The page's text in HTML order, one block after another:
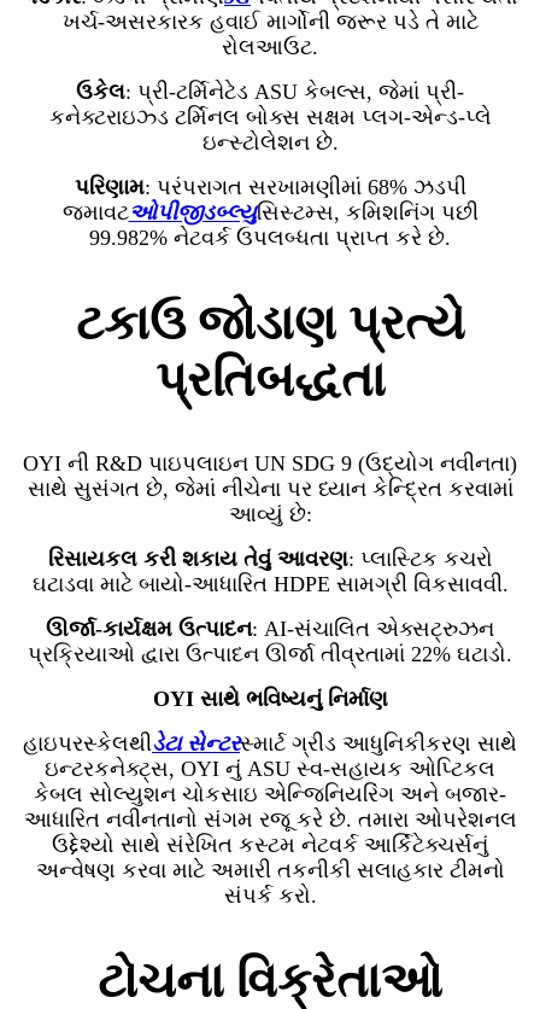
ખર્ચ-અસરકારક હવાઈ માર્ગોની જરૂર પડે તે માટે
રોલઆઉટ.
ઉકેલ: પ્રી-ટર્મિનેટેડ ASU કેબલ્સ, જેમાં પ્રી-
કનેક્ટરાઇઝ્ડ ટર્મિનલ બોક્સ સક્ષમ પ્લગ-એન્ડ-પ્લે
ઇન્સ્ટોલેશન છે.
પરિણામ: પરંપરાગત સરખામણીમાં 68% ઝડપી
જમાવટઓપીજીડબ્લ્યુસિસ્ટમ્સ, કમિશનિંગ પછી
99.982% નેટવર્ક ઉપલબ્ધતા પ્રાપ્ત કરે છે.
ટકાઉ જોડાણ પ્રત્યે
પ્રતિબદ્ધતા
OYI ની R&D પાઇપલાઇન UN SDG 9 (ઉદ્યોગ નવીનતા)
સાથે સુસંગત છે, જેમાં નીચેના પર ધ્યાન કેન્દ્રિત કરવામાં
આવ્યું છે:
રિસાયકલ કરી શકાય તેવું આવરણ: પ્લાસ્ટિક કચરો
ઘટાડવા માટે બાયો-આધારિત HDPE સામગ્રી વિકસાવવી.
ઊર્જા-કાર્યક્ષમ ઉત્પાદન: AI-સંચાલિત એક્સટ્રુઝન
પ્રક્રિયાઓ દ્વારા ઉત્પાદન ઊર્જા તીવ્રતામાં 22% ઘટાડો.
OYI સાથે ભવિષ્યનું નિર્માણ
હાઇપરસ્કેલથીડેટા સેન્ટરસ્માર્ટ ગ્રીડ આધુનિકીકરણ સાથે
ઇન્ટરકનેક્ટ્સ, OYI નું ASU સ્વ-સહાયક ઓપ્ટિકલ
કેબલ સોલ્યુશન ચોકસાઇ એન્જિનિયરિંગ અને બજાર-
આધારિત નવીનતાનો સંગમ રજૂ કરે છે. તમારા ઓપરેશનલ
ઉદ્દેશ્યો સાથે સંરેખિત કસ્ટમ નેટવર્ક આર્કિટેક્ચર્સનું
અન્વેષણ કરવા માટે અમારી તકનીકી સલાહકાર ટીમનો
સંપર્ક કરો.
ટોચના વિક્રેતાઓ